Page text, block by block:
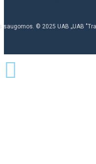
saugomos. © 2025 UAB „UAB